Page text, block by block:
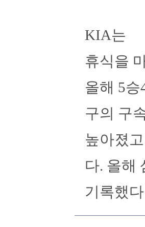
KIA는
휴식을
올해 5
구의 구
높아졌
다. 올해
기록했